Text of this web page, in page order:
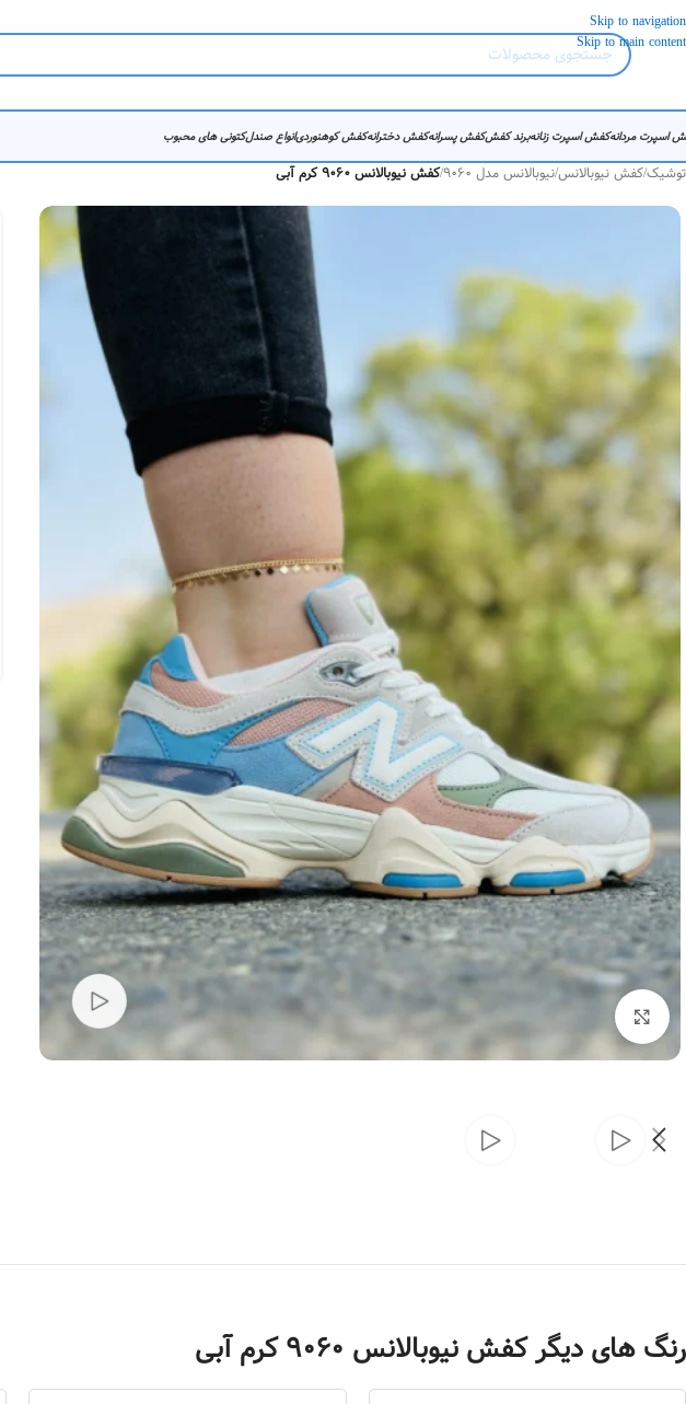
Skip to navigation
Skip to main content
اسپرت مردانهکفش اسپرت زنانهبرند کفشکفش پسرانهکفش دخترانهکفش کوهنوردیانواع صندلکتونی های محبوب
توشیک/کفش نیوبالانس/نیوبالانس مدل 9060 /کفش نیوبالانس 9060 کرم آبی
رنگ های دیگر کفش نیوبالانس 9060 کرم آبی